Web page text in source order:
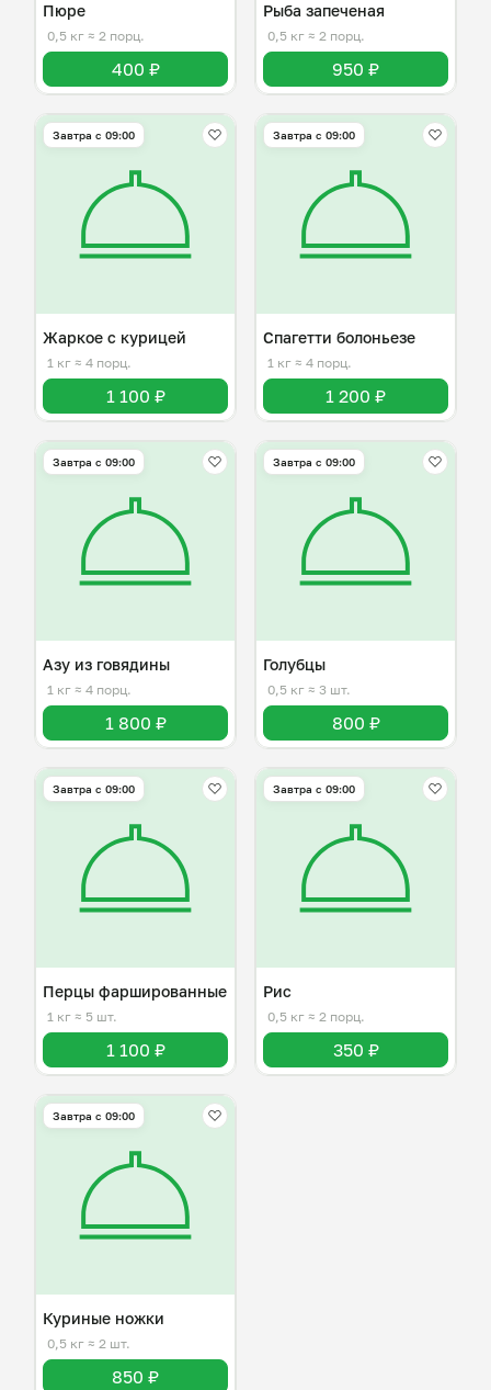
Пюре
0,5 кг ≈ 2 порц.
400 ₽
Рыба запеченая
0,5 кг ≈ 2 порц.
950 ₽
Завтра c 09:00
Жаркое с курицей
1 кг ≈ 4 порц.
1 100 ₽
Завтра c 09:00
Спагетти болоньезе
1 кг ≈ 4 порц.
1 200 ₽
Завтра c 09:00
Азу из говядины
1 кг ≈ 4 порц.
1 800 ₽
Завтра c 09:00
Голубцы
0,5 кг ≈ 3 шт.
800 ₽
Завтра c 09:00
Перцы фаршированные
1 кг ≈ 5 шт.
1 100 ₽
Завтра c 09:00
Рис
0,5 кг ≈ 2 порц.
350 ₽
Завтра c 09:00
Куриные ножки
0,5 кг ≈ 2 шт.
850 ₽